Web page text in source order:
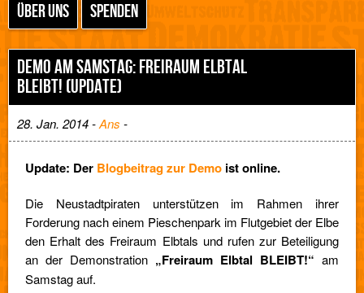
ÜBER UNS
SPENDEN
DEMO AM SAMSTAG: FREIRAUM ELBTAL
BLEIBT! (UPDATE)
28. Jan. 2014 -Ans -
Update: Der Blogbeitrag zur Demo ist online.
Die Neustadtpiraten unterstützen im Rahmen ihrer
Forderung nach einem Pieschenpark im Flutgebiet der Elbe
den Erhalt des Freiraum Elbtals und rufen zur Beteiligung
an der Demonstration „Freiraum Elbtal BLEIBT!“ am
Samstag auf.